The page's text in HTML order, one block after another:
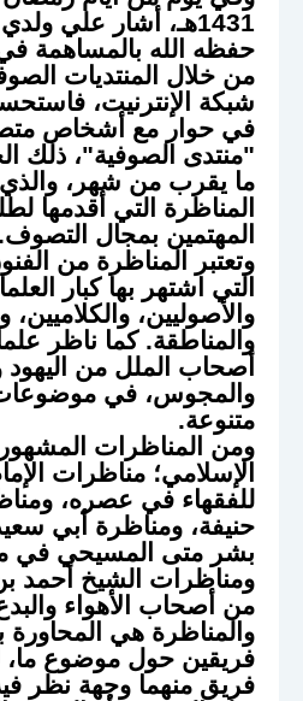
1431هـ، أشار علي
حفظه الله بالمساهمة
من خلال المنتديات
شبكة الإنترنيت،
في حوار مع أشخاص
"منتدى الصوفية"، ذلك
ما يقرب من شهر،
المناظرة التي أقدمها
المهتمين بمجال التصوف.
وتعتبر المناظرة من
التي اشتهر بها كبار
والأصوليين، والكلاميين،
والمناطقة. كما ناظر
أصحاب الملل من اليهود
والمجوس، في
متنوعة.
ومن المناظرات
الإسلامي؛ مناظرات
للفقهاء في عصره،
حنيفة، ومناظرة أبي
بشر متى المسيحي في
ومناظرات الشيخ أحمد
من أصحاب الأهواء
والمناظرة هي
فريقين حول موضوع
فريق منهما وجهة نظر